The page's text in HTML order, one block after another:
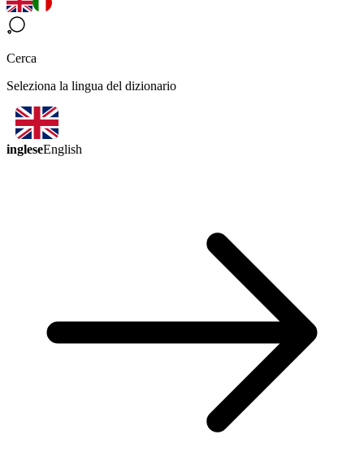
Cerca
Seleziona la lingua del dizionario
ingleseEnglish